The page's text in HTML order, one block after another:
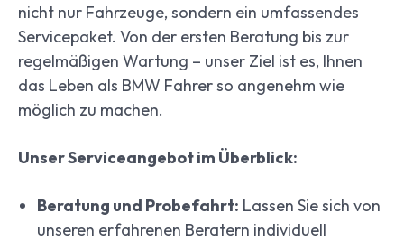
nicht nur Fahrzeuge, sondern ein umfassendes
Servicepaket. Von der ersten Beratung bis zur
regelmäßigen Wartung – unser Ziel ist es, Ihnen
das Leben als BMW Fahrer so angenehm wie
möglich zu machen.
Unser Serviceangebot im Überblick:
Beratung und Probefahrt: Lassen Sie sich von
unseren erfahrenen Beratern individuell